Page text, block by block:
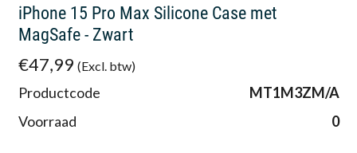
iPhone 15 Pro Max Silicone Case met
MagSafe - Zwart
€47,99 (Excl. btw)
Productcode
MT1M3ZM/A
Voorraad
0